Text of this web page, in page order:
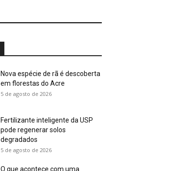
Nova espécie de rã é descoberta
em florestas do Acre
5 de agosto de 2026
Fertilizante inteligente da USP
pode regenerar solos
degradados
5 de agosto de 2026
O que acontece com uma